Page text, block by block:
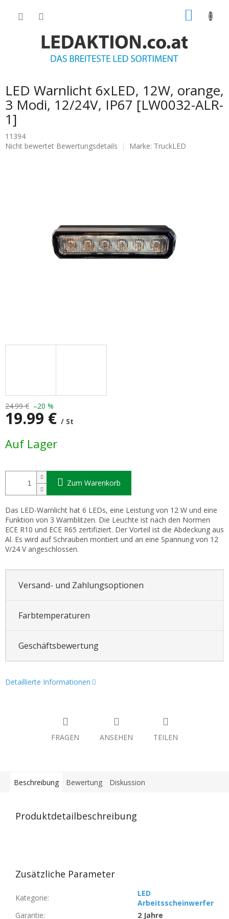
LED Warnlicht 6xLED, 12W, orange,
3 Modi, 12/24V, IP67 [LW0032-ALR-
1]
11394
Die
Nicht bewertet Bewertungsdetails Marke: TruckLED
24.99 € –20 %
19.99 € / St
Auf Lager
Zum Warenkorb
Das LED-Warnlicht hat 6 LEDs, eine Leistung von 12 W und eine
Funktion von 3 Warnblitzen. Die Leuchte ist nach den Normen
ECE R10 und ECE R65 zertifiziert. Der Vorteil ist die Abdeckung aus
Al. Es wird auf Schrauben montiert und an eine Spannung von 12
V/24 V angeschlossen.
Versand- und Zahlungsoptionen
Farbtemperaturen
Geschäftsbewertung
Detaillierte Informationen
FRAGEN ANSEHEN TEILEN
Beschreibung Bewertung Diskussion
Produktdetailbeschreibung
Zusätzliche Parameter
Kategorie:
LED
Arbeitsscheinwerfer
Garantie: 2 Jahre